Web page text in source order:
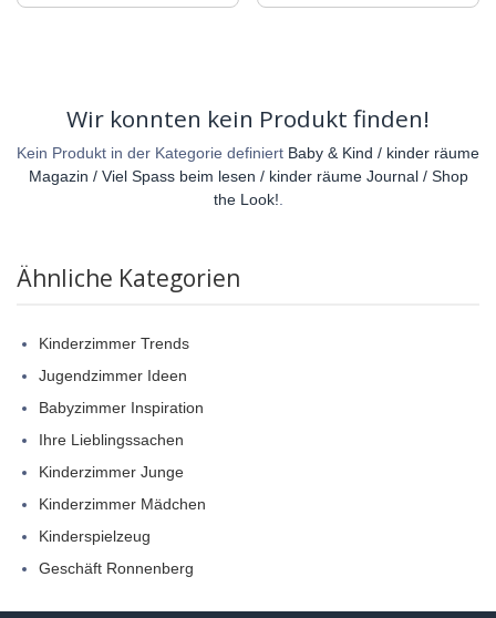
Wir konnten kein Produkt finden!
Kein Produkt in der Kategorie definiert Baby & Kind / kinder räume
Magazin / Viel Spass beim lesen / kinder räume Journal / Shop
the Look!
Ähnliche Kategorien
Kinderzimmer Trends
Jugendzimmer Ideen
Babyzimmer Inspiration
Ihre Lieblingssachen
Kinderzimmer Junge
Kinderzimmer Mädchen
Kinderspielzeug
Geschäft Ronnenberg